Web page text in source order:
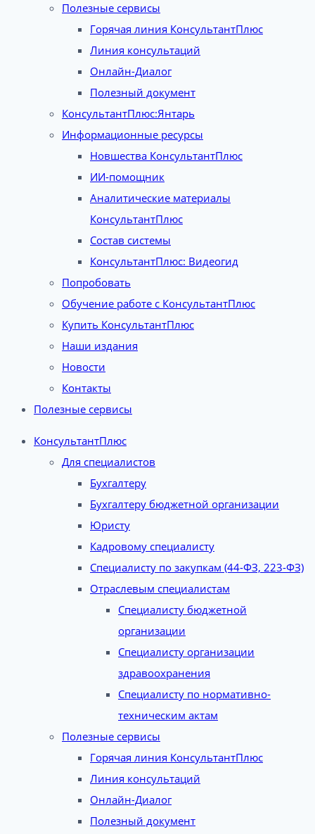
Полезные сервисы
Горячая линия КонсультантПлюс
Линия консультаций
Онлайн-Диалог
Полезный документ
КонсультантПлюс:Янтарь
Информационные ресурсы
Новшества КонсультантПлюс
ИИ-помощник
Аналитические материалы
КонсультантПлюс
Состав системы
КонсультантПлюс: Видеогид
Попробовать
Обучение работе с КонсультантПлюс
Купить КонсультантПлюс
Наши издания
Новости
Контакты
Полезные сервисы
КонсультантПлюс
Для специалистов
Бухгалтеру
Бухгалтеру бюджетной организации
Юристу
Кадровому специалисту
Специалисту по закупкам (44-ФЗ, 223-ФЗ)
Отраслевым специалистам
Специалисту бюджетной
организации
Специалисту организации
здравоохранения
Специалисту по нормативно-
техническим актам
Полезные сервисы
Горячая линия КонсультантПлюс
Линия консультаций
Онлайн-Диалог
Полезный документ